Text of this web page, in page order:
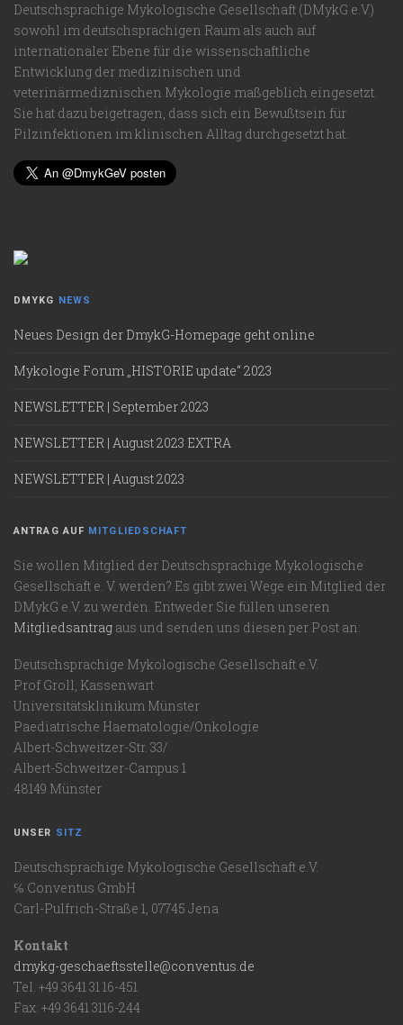
Deutschsprachige Mykologische Gesellschaft (DMykG e.V.)
sowohl im deutschsprachigen Raum als auch auf
internationaler Ebene für die wissenschaftliche
Entwicklung der medizinischen und
veterinärmediznischen Mykologie maßgeblich eingesetzt.
Sie hat dazu beigetragen, dass sich ein Bewußtsein für
Pilzinfektionen im klinischen Alltag durchgesetzt hat.
DMYKG NEWS
Neues Design der DmykG-Homepage geht online
Mykologie Forum „HISTORIE update“ 2023
NEWSLETTER | September 2023
NEWSLETTER | August 2023 EXTRA
NEWSLETTER | August 2023
ANTRAG AUF MITGLIEDSCHAFT
Sie wollen Mitglied der Deutschsprachige Mykologische
Gesellschaft e. V. werden? Es gibt zwei Wege ein Mitglied der
DMykG e.V. zu werden. Entweder Sie füllen unseren
Mitgliedsantrag aus und senden uns diesen per Post an:
Deutschsprachige Mykologische Gesellschaft e.V.
Prof Groll, Kassenwart
Universitätsklinikum Münster
Paediatrische Haematologie/Onkologie
Albert-Schweitzer-Str. 33/
Albert-Schweitzer-Campus 1
48149 Münster
UNSER SITZ
Deutschsprachige Mykologische Gesellschaft e.V.
℅ Conventus GmbH
Carl-Pulfrich-Straße 1, 07745 Jena
Kontakt
dmykg-geschaeftsstelle@conventus.de
Tel. +49 3641 31 16-451
Fax. +49 3641 3116-244